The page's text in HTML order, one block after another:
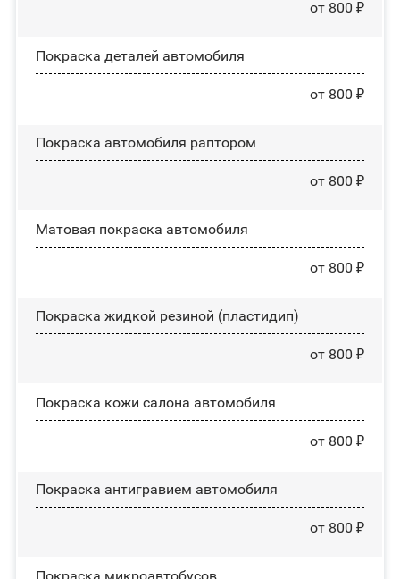
от 800 ₽
Покраска деталей автомобиля
от 800 ₽
Покраска автомобиля раптором
от 800 ₽
Матовая покраска автомобиля
от 800 ₽
Покраска жидкой резиной (пластидип)
от 800 ₽
Покраска кожи салона автомобиля
от 800 ₽
Покраска антигравием автомобиля
от 800 ₽